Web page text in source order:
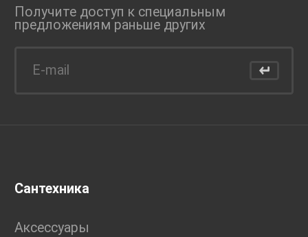
Получите доступ к специальным
предложениям раньше других
Сантехника
Аксессуары